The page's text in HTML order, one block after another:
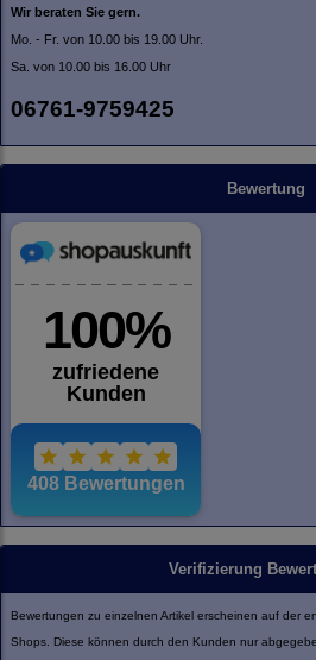
Wir beraten Sie gern.
Mo. - Fr. von 10.00 bis 19.00 Uhr.
Sa. von 10.00 bis 16.00 Uhr
06761-9759425
Bewertung
Verifizierung
Bewertungen zu einzelnen Artikel erscheinen auf der
Shops. Diese können durch den Kunden nur